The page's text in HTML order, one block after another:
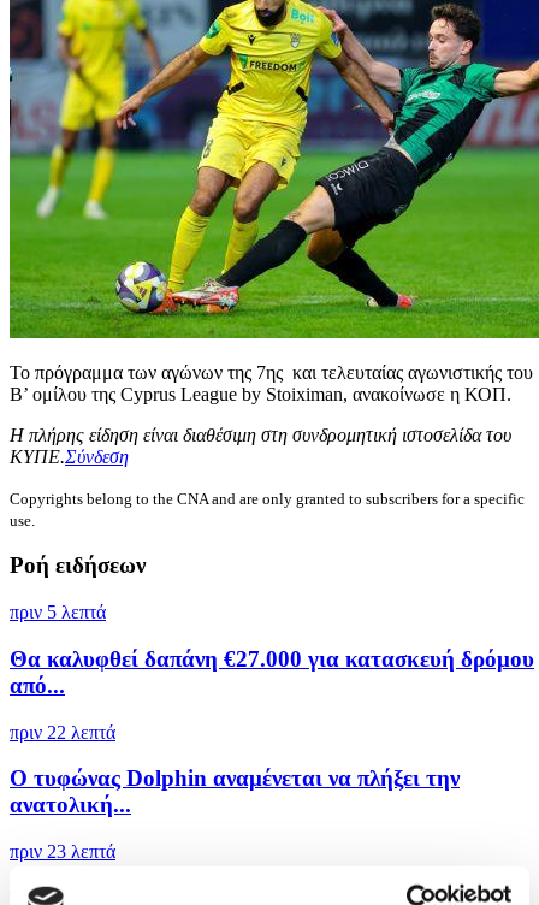
Το πρόγραμμα των αγώνων της 7ης και τελευταίας αγωνιστικής του
Β’ ομίλου της Cyprus League by Stoiximan, ανακοίνωσε η ΚΟΠ.
Η πλήρης είδηση είναι διαθέσιμη στη συνδρομητική ιστοσελίδα του
ΚΥΠΕ.Σύνδεση
Copyrights belong to the CNA and are only granted to subscribers for a specific
use.
Ροή ειδήσεων
πριν 5 λεπτά
Θα καλυφθεί δαπάνη €27.000 για κατασκευή δρόμου
από...
πριν 22 λεπτά
Ο τυφώνας Dolphin αναμένεται να πλήξει την
ανατολική...
πριν 23 λεπτά
Το Χονγκ Κονγκ κατέγραψε ρεκόρ ζέστης με 36,9